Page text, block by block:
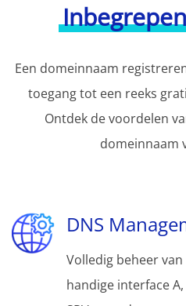
Een domeinnaam
toegang tot een reeks
Ontdek de voordelen
domeinnaam
DNS
Volledig beheer van
handige interface A,